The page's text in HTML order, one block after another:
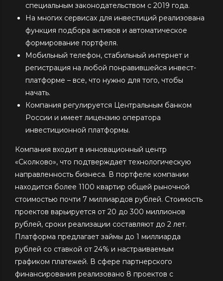
специальным законодательством с 2019 года.
На многих сервисах для инвестиций реализована
функция подбора активов и автоматическое
формирование портфеля.
Мобильный телефон, стабильный интернет и
регистрация на любой понравившейся инвест-
платформе – все, что нужно для того, чтобы
начать.
Компания регулируется Центральным банком
России и имеет лицензию оператора
инвестиционной платформы.
Компания входит в инновационный центр
«Сколково», что подтверждает технологическую
направленность бизнеса. В портфеле компании
находится более 1100 квартир общей рыночной
стоимостью почти 7 миллиардов рублей. Стоимость
проектов варьируется от 20 до 300 миллионов
рублей, сроки реализации составляют до 2 лет.
Платформа предлагает займы до 1 миллиарда
рублей со ставкой от 24% и настраиваемым
графиком платежей. В сфере партнерского
финансирования реализовано 8 проектов с